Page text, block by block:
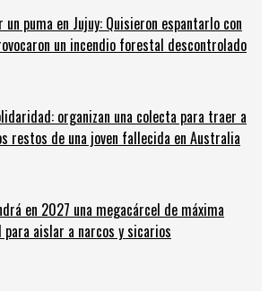
un puma en Jujuy: Quisieron espantarlo con
un incendio forestal descontrolado
organizan una colecta para traer a
restos de una joven fallecida en Australia
en 2027 una megacárcel de máxima
aislar a narcos y sicarios